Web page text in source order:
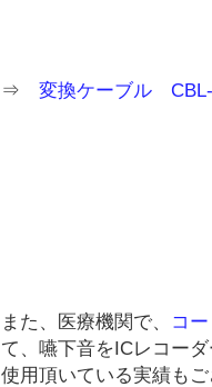
⇒変換ケーブル
また、医療機関で、 コ
て、嚥下音をICレコー
使用頂いている実績も